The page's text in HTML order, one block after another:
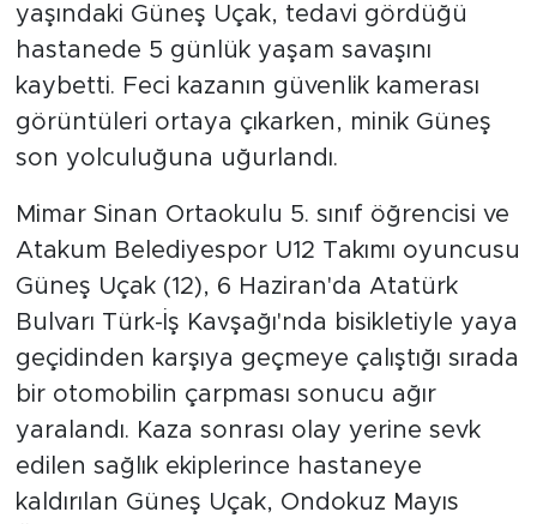
yaşındaki Güneş Uçak, tedavi gördüğü
hastanede 5 günlük yaşam savaşını
kaybetti. Feci kazanın güvenlik kamerası
görüntüleri ortaya çıkarken, minik Güneş
son yolculuğuna uğurlandı.
Mimar Sinan Ortaokulu 5. sınıf öğrencisi ve
Atakum Belediyespor U12 Takımı oyuncusu
Güneş Uçak (12), 6 Haziran'da Atatürk
Bulvarı Türk-İş Kavşağı'nda bisikletiyle yaya
geçidinden karşıya geçmeye çalıştığı sırada
bir otomobilin çarpması sonucu ağır
yaralandı. Kaza sonrası olay yerine sevk
edilen sağlık ekiplerince hastaneye
kaldırılan Güneş Uçak, Ondokuz Mayıs